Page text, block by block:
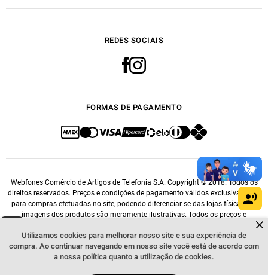
Fale comigo clicando aqui
Utilizamos cookies para melhorar nosso site e sua experiência de
compra. Ao continuar navegando em nosso site você está de acordo com
a nossa política quanto a utilização de cookies.
REDES SOCIAIS
FORMAS DE PAGAMENTO
Webfones Comércio de Artigos de Telefonia S.A. Copyright © 2018. Todos os
direitos reservados. Preços e condições de pagamento válidos exclusivamente
para compras efetuadas no site, podendo diferenciar-se das lojas físicas. As
imagens dos produtos são meramente ilustrativas. Todos os preços e
14.548.476/0001-76.